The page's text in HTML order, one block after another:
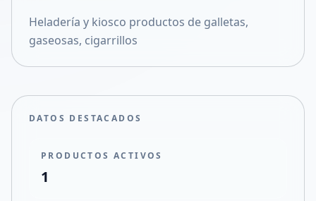
Compartir en X
Heladería y kiosco productos de galletas,
gaseosas, cigarrillos
DATOS DESTACADOS
PRODUCTOS ACTIVOS
1